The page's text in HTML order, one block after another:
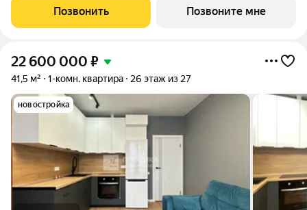
минут пешком до станции метро «Пятницкое шоссе». 8 минут
на автомобиле до
Позвонить Позвоните мне
22 600 000 ₽
41,5 м² 1-комн. квартира 26 этаж из 27
новостройка